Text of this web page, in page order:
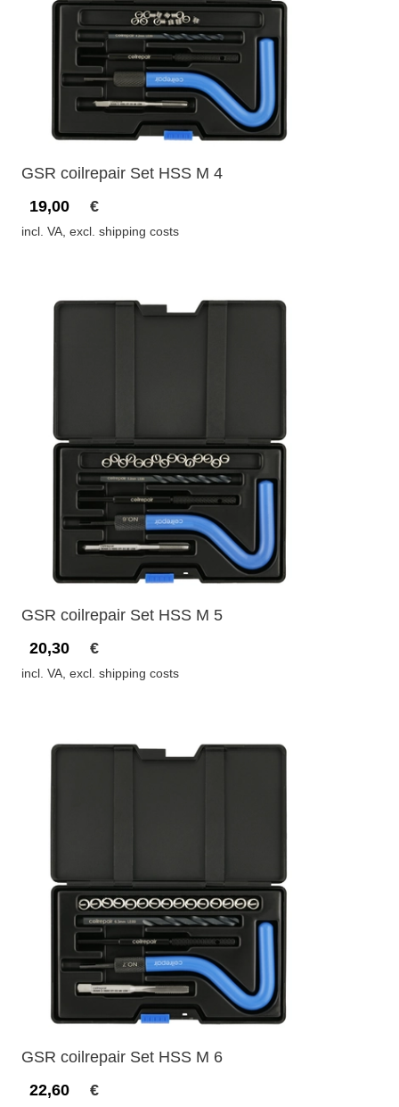
GSR coilrepair Set HSS M 4
19,00
€
incl. VA, excl. shipping costs
GSR coilrepair Set HSS M 5
20,30
€
incl. VA, excl. shipping costs
GSR coilrepair Set HSS M 6
22,60
€